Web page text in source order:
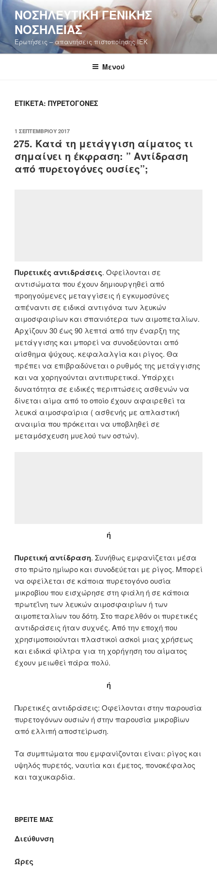
Μετάβαση
στο
περιεχόμενο
ΝΟΣΗΛΕΥΤΙΚΉ ΓΕΝΙΚΉΣ
ΝΟΣΗΛΕΊΑΣ
Ερωτήσεις – απαντήσεις πιστοποίησης ΙΕΚ
Μενού
ΕΤΙΚΈΤΑ: ΠΥΡΕΤΟΓΌΝΕΣ
ΔΗΜΟΣΙΕΎΤΗΚΕ
ΣΤΙΣ
1 ΣΕΠΤΕΜΒΡΊΟΥ 2017
275. Κατά τη μετάγγιση αίματος τι
σημαίνει η έκφραση: ” Αντίδραση
από πυρετογόνες ουσίες”;
Πυρετικές αντιδράσεις. Οφείλονται σε
αντισώματα που έχουν δημιουργηθεί από
προηγούμενες μεταγγίσεις ή εγκυμοσύνες
απέναντι σε ειδικά αντιγόνα των λευκών
αιμοσφαιρίων και σπανιότερα των αιμοπεταλίων.
Αρχίζουν 30 έως 90 λεπτά από την έναρξη της
μετάγγισης και μπορεί να συνοδεύονται από
αίσθημα ψύχους. κεφαλαλγία και ρίγος. Θα
πρέπει να επιβραδύνεται ο ρυθμός της μετάγγισης
και να χορηγούνται αντιπυρετικά. Υπάρχει
δυνατότητα σε ειδικές περιπτώσεις ασθενών να
δίνεται αίμα από το οποίο έχουν αφαιρεθεί τα
λευκά αιμοσφαίρια ( ασθενής με απλαστική
αναιμία που πρόκειται να υποβληθεί σε
μεταμόσχευση μυελού των οστών).
ή
Πυρετική αντίδραση. Συνήθως εμφανίζεται μέσα
στο πρώτο ημίωρο και συνοδεύεται με ρίγος. Μπορεί
να οφείλεται σε κάποια πυρετογόνο ουσία
μικροβίου που εισχώρησε στη φιάλη ή σε κάποια
πρωτεΐνη των λευκών αιμοσφαιρίων ή των
αιμοπεταλίων του δότη. Στο παρελθόν οι πυρετικές
αντιδράσεις ήταν συχνές. Από την εποχή που
χρησιμοποιούνται πλαστικοί ασκοί μιας χρήσεως
και ειδικά φίλτρα για τη χορήγηση του αίματος
έχουν μειωθεί πάρα πολύ.
ή
Πυρετικές αντιδράσεις: Οφείλονται στην παρουσία
πυρετογόνων ουσιών ή στην παρουσία μικροβίων
από ελλιπή αποστείρωση.
Τα συμπτώματα που εμφανίζονται είναι: ρίγος και
υψηλός πυρετός, ναυτία και έμετος, πονοκέφαλος
και ταχυκαρδία.
ΒΡΕΊΤΕ ΜΑΣ
Διεύθυνση
Ώρες